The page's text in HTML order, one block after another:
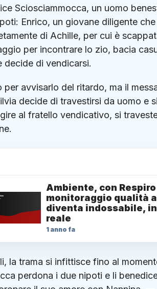
Sciosciammocca, un uomo
Enrico, un giovane diligente
di Achille, per cui è
per incontrare lo zio, bacia
decide di vendicarsi.
avvisarlo del ritardo, ma il
decide di travestirsi da uomo e
al fratello vendicativo, si
Ambiente, con Respiro
monitoraggio qualità
diventa indossabile,
reale
1 anno fa
la trama si infittisce fino al
perdona i due nipoti e li